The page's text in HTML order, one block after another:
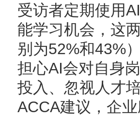
受访者定期使用
能学习机会，这
别为52%和43%
担心AI会对自身
投入、忽视人才
ACCA建议，企